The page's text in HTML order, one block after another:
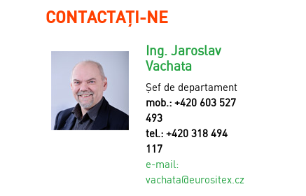
CONTACTAȚI-NE
Ing. Jaroslav
Vachata
Șef de departament
mob.: +420 603 527
493
tel.: +420 318 494
117
e-mail:
vachata@eurositex.cz